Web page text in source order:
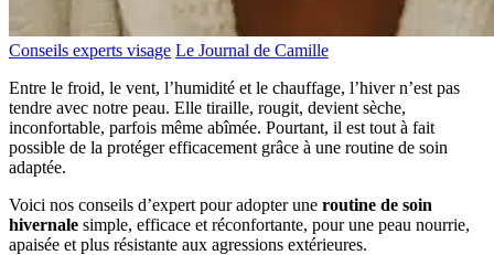
Conseils experts visage Le Journal de Camille
Entre le froid, le vent, l’humidité et le chauffage, l’hiver n’est pas
tendre avec notre peau. Elle tiraille, rougit, devient sèche,
inconfortable, parfois même abîmée. Pourtant, il est tout à fait
possible de la protéger efficacement grâce à une routine de soin
adaptée.
Voici nos conseils d’expert pour adopter une routine de soin
hivernale simple, efficace et réconfortante, pour une peau nourrie,
apaisée et plus résistante aux agressions extérieures.